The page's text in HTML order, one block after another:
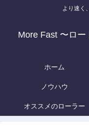
より速く
More Fast 〜ロ
ホーム
ノウハウ
オススメのローラー